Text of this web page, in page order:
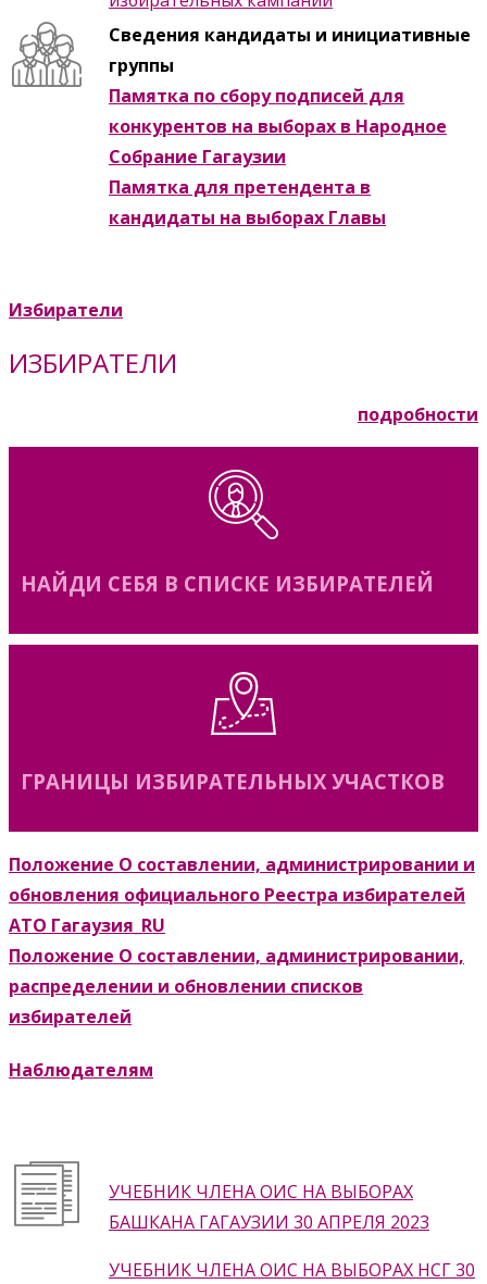
Сведения кандидаты и инициативные
группы
Памятка по сбору подписей для
конкурентов на выборах в Народное
Собрание Гагаузии
Памятка для претендента в
кандидаты на выборах Главы
Избиратели
ИЗБИРАТЕЛИ
подробности
НАЙДИ СЕБЯ В СПИСКЕ ИЗБИРАТЕЛЕЙ
ГРАНИЦЫ ИЗБИРАТЕЛЬНЫХ УЧАСТКОВ
Положение О составлении, администрировании и
обновления официального Реестра избирателей
АТО Гагаузия_RU
Положение О составлении, администрировании,
распределении и обновлении списков
избирателей
Наблюдателям
УЧЕБНИК ЧЛЕНА ОИС НА ВЫБОРАХ
БАШКАНА ГАГАУЗИИ 30 АПРЕЛЯ 2023
УЧЕБНИК ЧЛЕНА ОИС НА ВЫБОРАХ НСГ 30